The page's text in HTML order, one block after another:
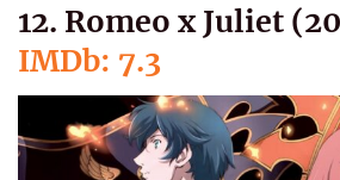
12. Romeo x Juliet
IMDb: 7.3